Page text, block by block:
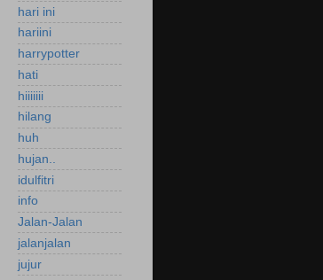
hari ini
hariini
harrypotter
hati
hiiiiiii
hilang
huh
hujan..
idulfitri
info
Jalan-Jalan
jalanjalan
jujur